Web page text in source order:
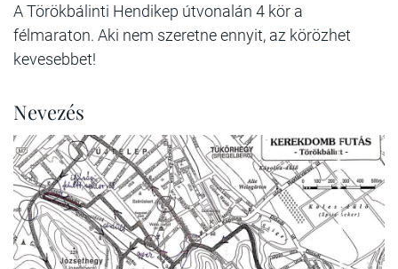
A Törökbálinti Hendikep útvonalán 4 kör a
félmaraton. Aki nem szeretne ennyit, az körözhet
kevesebbet!
Nevezés